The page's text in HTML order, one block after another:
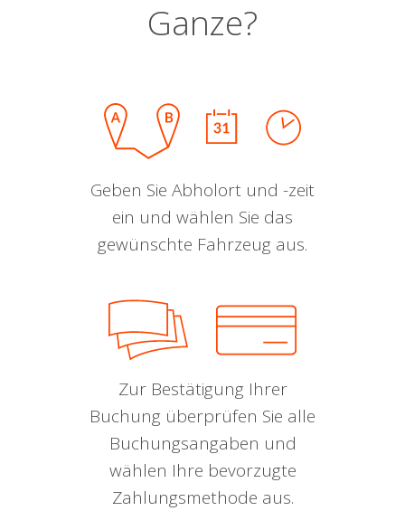
Ganze?
Geben Sie Abholort und -zeit
ein und wählen Sie das
gewünschte Fahrzeug aus.
Zur Bestätigung Ihrer
Buchung überprüfen Sie alle
Buchungsangaben und
wählen Ihre bevorzugte
Zahlungsmethode aus.